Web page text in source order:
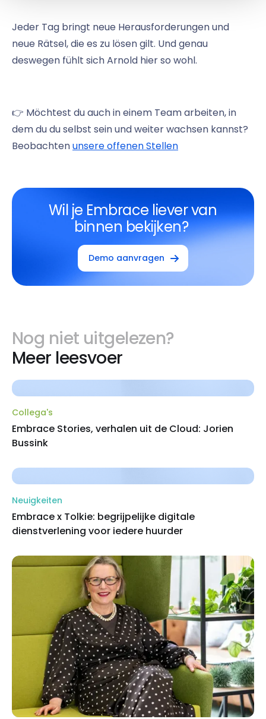
Jeder Tag bringt neue Herausforderungen und
neue Rätsel, die es zu lösen gilt. Und genau
deswegen fühlt sich Arnold hier so wohl.
👉 Möchtest du auch in einem Team arbeiten, in
dem du du selbst sein und weiter wachsen kannst?
Beobachtenunsere offenen Stellen
Wil je Embrace liever van
binnen bekijken?
Demo aanvragen
Nog niet uitgelezen?
Meer leesvoer
Collega's
Embrace Stories, verhalen uit de Cloud: Jorien
Bussink
Neuigkeiten
Embrace x Tolkie: begrijpelijke digitale
dienstverlening voor iedere huurder